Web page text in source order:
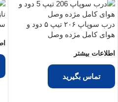
درب سوپاپ ۲۰۶ تیپ ۵ دود و
هوای کامل مژده وصل
اطلاعات بیشتر
تماس بگیرید